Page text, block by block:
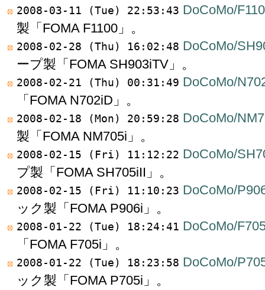
2008-03-11 (Tue) 22:53:43 DoCoMo/
製「FOMA F1100」。
2008-02-28 (Thu) 16:02:48 DoCoMo/
ープ製「FOMA SH903iTV」。
2008-02-21 (Thu) 00:31:49 DoCoMo/
「FOMA N702iD」。
2008-02-18 (Mon) 20:59:28 DoCoMo/
製「FOMA NM705i」。
2008-02-15 (Fri) 11:12:22 DoCoMo/
プ製「FOMA SH705iII」。
2008-02-15 (Fri) 11:10:23 DoCoMo/
ック製「FOMA P906i」。
2008-01-22 (Tue) 18:24:41 DoCoMo/
「FOMA F705i」。
2008-01-22 (Tue) 18:23:58 DoCoMo/
ック製「FOMA P705i」。